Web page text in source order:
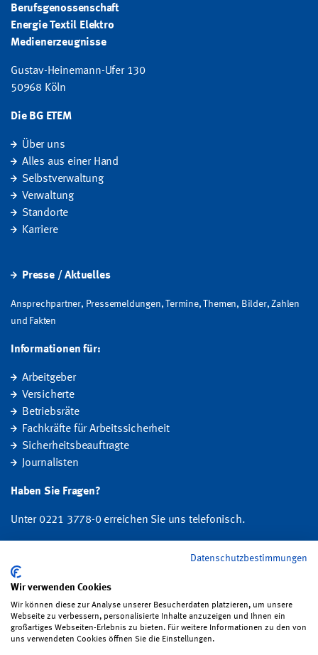
Berufsgenossenschaft
Energie Textil Elektro
Medienerzeugnisse
Gustav-Heinemann-Ufer 130
50968 Köln
Die BG ETEM
Über uns
Alles aus einer Hand
Selbstverwaltung
Verwaltung
Standorte
Karriere
Presse / Aktuelles
Ansprechpartner, Pressemeldungen, Termine, Themen, Bilder, Zahlen
und Fakten
Informationen für:
Arbeitgeber
Versicherte
Betriebsräte
Fachkräfte für Arbeitssicherheit
Sicherheitsbeauftragte
Journalisten
Haben Sie Fragen?
Unter 0221 3778-0 erreichen Sie uns telefonisch.
Entschädigung, Prävention sowie Fragen zu Mitgliedschaft und Beitrag.
Folgen Sie uns:
Datenschutzbestimmungen
Wir verwenden Cookies
Wir können diese zur Analyse unserer Besucherdaten platzieren, um unsere
Webseite zu verbessern, personalisierte Inhalte anzuzeigen und Ihnen ein
großartiges Webseiten-Erlebnis zu bieten. Für weitere Informationen zu den von
uns verwendeten Cookies öffnen Sie die Einstellungen.